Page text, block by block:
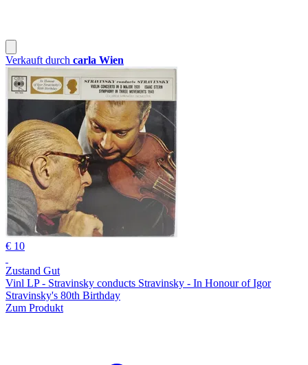
Verkauft durch carla Wien
€ 10
Zustand Gut
Vinl LP - Stravinsky conducts Stravinsky - In Honour of Igor
Stravinsky's 80th Birthday
Zum Produkt